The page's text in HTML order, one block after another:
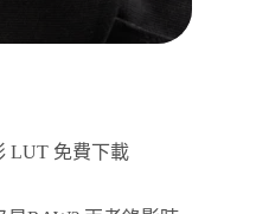
LUT 免費下載